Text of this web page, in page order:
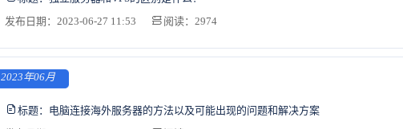
发布日期：2023-06-27 11:53
阅读：2974
2023年06月
标题： 电脑连接海外服务器的方法以及可能出现的问题和解决方案